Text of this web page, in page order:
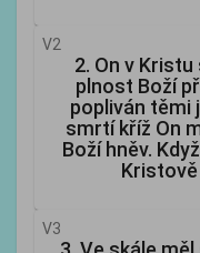
V2
2. On v
plnost Boží
popliván těmi
smrtí kříž On
Boží hněv.
V3